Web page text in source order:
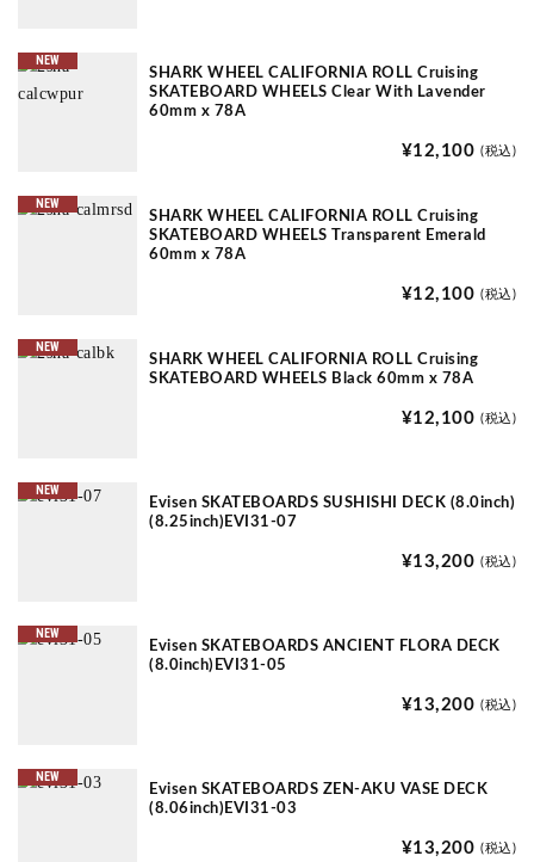
NEW
SHARK WHEEL CALIFORNIA ROLL Cruising
SKATEBOARD WHEELS Clear With Lavender
60mm x 78A
¥12,100 (税込)
NEW
SHARK WHEEL CALIFORNIA ROLL Cruising
SKATEBOARD WHEELS Transparent Emerald
60mm x 78A
¥12,100 (税込)
NEW
SHARK WHEEL CALIFORNIA ROLL Cruising
SKATEBOARD WHEELS Black 60mm x 78A
¥12,100 (税込)
NEW
Evisen SKATEBOARDS SUSHISHI DECK (8.0inch)
(8.25inch)EVI31-07
¥13,200 (税込)
NEW
Evisen SKATEBOARDS ANCIENT FLORA DECK
(8.0inch)EVI31-05
¥13,200 (税込)
NEW
Evisen SKATEBOARDS ZEN-AKU VASE DECK
(8.06inch)EVI31-03
¥13,200 (税込)